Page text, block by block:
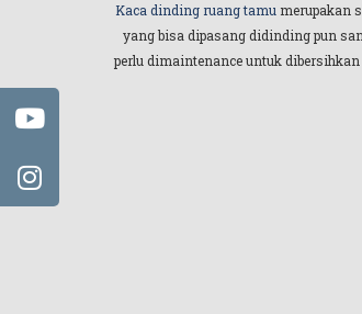
Kaca dinding ruang tamu merupakan
yang bisa dipasang didinding pun
perlu dimaintenance untuk